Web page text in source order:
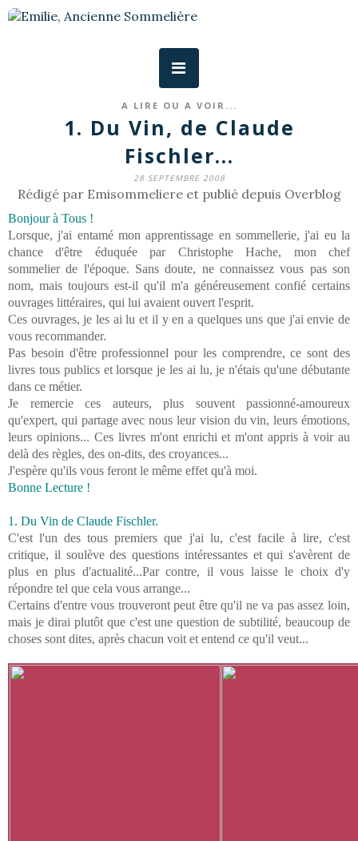
A LIRE OU A VOIR...
1. Du Vin, de Claude
Fischler...
28 SEPTEMBRE 2008
Rédigé par Emisommeliere et publié depuis Overblog
Bonjour à Tous !
Lorsque, j'ai entamé mon apprentissage en sommellerie, j'ai eu la
chance d'être éduquée par Christophe Hache, mon chef
sommelier de l'époque. Sans doute, ne connaissez vous pas son
nom, mais toujours est-il qu'il m'a généreusement confié certains
ouvrages littéraires, qui lui avaient ouvert l'esprit.
Ces ouvrages, je les ai lu et il y en a quelques uns que j'ai envie de
vous recommander.
Pas besoin d'être professionnel pour les comprendre, ce sont des
livres tous publics et lorsque je les ai lu, je n'étais qu'une débutante
dans ce métier.
Je remercie ces auteurs, plus souvent passionné-amoureux
qu'expert, qui partage avec nous leur vision du vin, leurs émotions,
leurs opinions... Ces livres m'ont enrichi et m'ont appris à voir au
delà des règles, des on-dits, des croyances...
J'espère qu'ils vous feront le même effet qu'à moi.
Bonne Lecture !
1. Du Vin de Claude Fischler.
C'est l'un des tous premiers que j'ai lu, c'est facile à lire, c'est
critique, il soulève des questions intéressantes et qui s'avèrent de
plus en plus d'actualité...Par contre, il vous laisse le choix d'y
répondre tel que cela vous arrange...
Certains d'entre vous trouveront peut être qu'il ne va pas assez loin,
mais je dirai plutôt que c'est une question de subtilité, beaucoup de
choses sont dites, après chacun voit et entend ce qu'il veut...